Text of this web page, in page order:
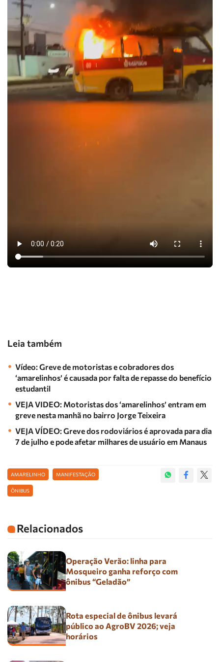
Leia também
Vídeo: Greve de motoristas e cobradores dos
‘amarelinhos’ é causada por falta de repasse do benefício
estudantil
VEJA VIDEO: Motoristas dos ‘amarelinhos’ entram em
greve nesta manhã no bairro Jorge Teixeira
VEJA VÍDEO: Greve dos rodoviários é aprovada para dia
7 de julho e pode afetar milhares de usuário em Manaus
AMARELINHO MANIFESTAÇÃO
ÔNIBUS
Relacionados
Operação Verão: linha para
Mosqueiro ganha reforço com
ônibus “Geladão”
Rota especial de ônibus levará
público ao AgroBV 2026; veja
horários